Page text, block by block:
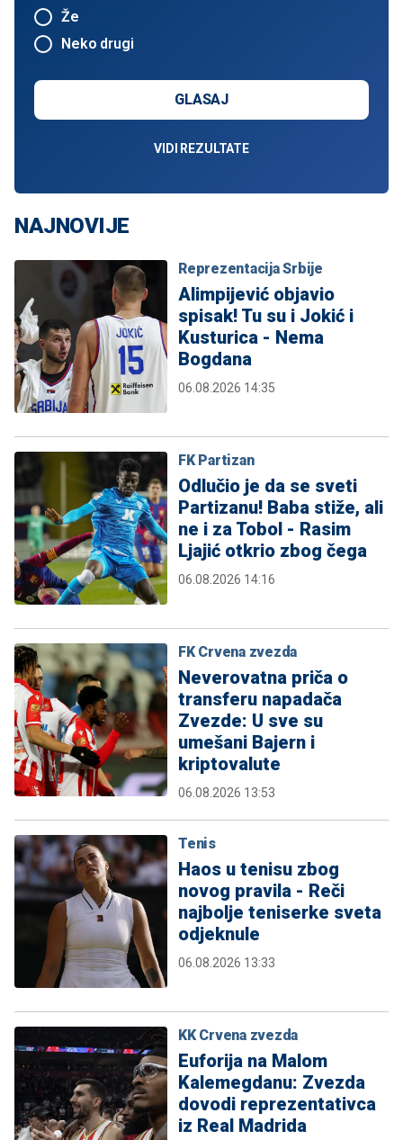
Že
Neko drugi
GLASAJ
VIDI REZULTATE
NAJNOVIJE
Reprezentacija Srbije
Alimpijević objavio
spisak! Tu su i Jokić i
Kusturica - Nema
Bogdana
06.08.2026 14:35
FK Partizan
Odlučio je da se sveti
Partizanu! Baba stiže, ali
ne i za Tobol - Rasim
Ljajić otkrio zbog čega
06.08.2026 14:16
FK Crvena zvezda
Neverovatna priča o
transferu napadača
Zvezde: U sve su
umešani Bajern i
kriptovalute
06.08.2026 13:53
Tenis
Haos u tenisu zbog
novog pravila - Reči
najbolje teniserke sveta
odjeknule
06.08.2026 13:33
KK Crvena zvezda
Euforija na Malom
Kalemegdanu: Zvezda
dovodi reprezentativca
iz Real Madrida